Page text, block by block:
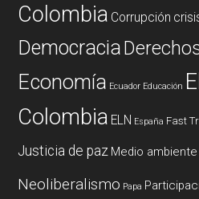
Colombia Corrupción
Democracia
Economía Ecuador Educación
Colombia ELN España Fast
Justicia de paz Medio ambiente
Neoliberalismo Papa